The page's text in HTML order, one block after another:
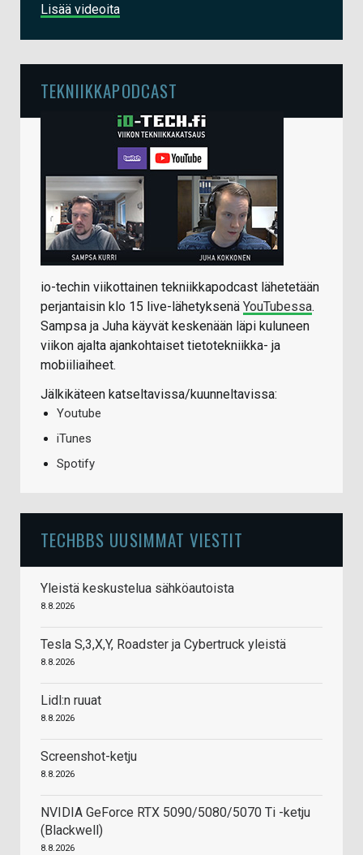
Lisää videoita
TEKNIIKKAPODCAST
io-techin viikottainen tekniikkapodcast lähetetään
perjantaisin klo 15 live-lähetyksenä YouTubessa.
Sampsa ja Juha käyvät keskenään läpi kuluneen
viikon ajalta ajankohtaiset tietotekniikka- ja
mobiiliaiheet.
Jälkikäteen katseltavissa/kuunneltavissa:
Youtube
iTunes
Spotify
TECHBBS UUSIMMAT VIESTIT
Yleistä keskustelua sähköautoista
8.8.2026
Tesla S,3,X,Y, Roadster ja Cybertruck yleistä
8.8.2026
Lidl:n ruuat
8.8.2026
Screenshot-ketju
8.8.2026
NVIDIA GeForce RTX 5090/5080/5070 Ti -ketju
(Blackwell)
8.8.2026